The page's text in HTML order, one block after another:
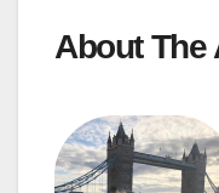
About The